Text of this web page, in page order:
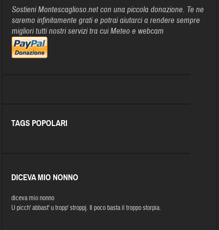
Sostieni Montescaglioso.net con una piccola donazione. Te ne
saremo infinitamente grati e potrai aiutarci a rendere sempre
migliori tutti nostri servizi tra cui Meteo e webcam
TAGS POPOLARI
DICEVA MIO NONNO
diceva mio nonno
U picch' abbast' u tropp' stroppj. Il poco basta il troppo storpia.